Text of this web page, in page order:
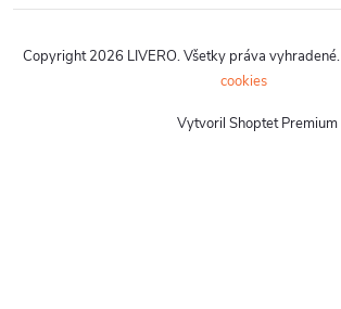
Vytvoril Shoptet Premium
Copyright 2026 LIVERO. Všetky práva vyhradené.
cookies